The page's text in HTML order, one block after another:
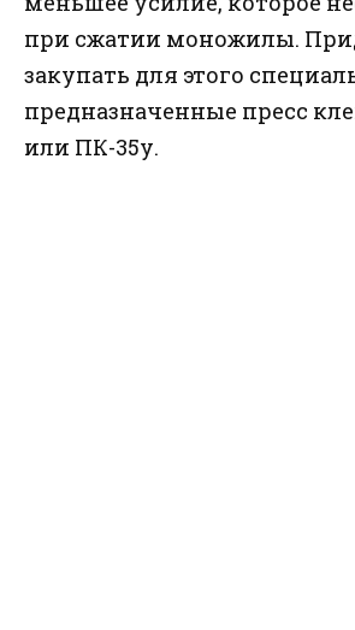
при сжатии моножилы.
закупать для этого
предназначенные пресс
или ПК-35у.